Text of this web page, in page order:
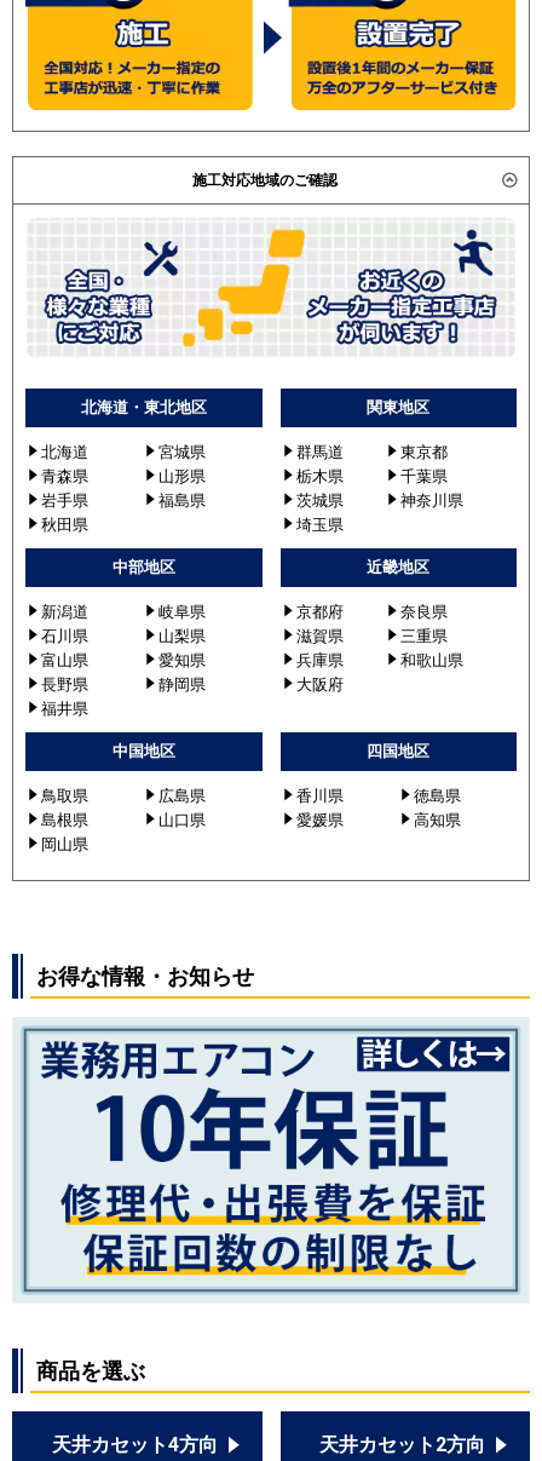
施工対応地域のご確認
北海道・東北地区
北海道
宮城県
青森県
山形県
岩手県
福島県
秋田県
関東地区
群馬道
東京都
栃木県
千葉県
茨城県
神奈川県
埼玉県
中部地区
新潟道
岐阜県
石川県
山梨県
富山県
愛知県
長野県
静岡県
福井県
近畿地区
京都府
奈良県
滋賀県
三重県
兵庫県
和歌山県
大阪府
中国地区
鳥取県
広島県
島根県
山口県
岡山県
四国地区
香川県
徳島県
愛媛県
高知県
お得な情報・お知らせ
商品を選ぶ
天井カセット4方向 天井カセット2方向